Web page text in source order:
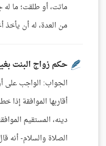
ماتت، أو طلقت؛ ما
من العدة، له أن يأخذ
حكم زواج البنت
الجواب: الواجب على
أقاربها الموافقة إذا
دينه، المستقيم
الصلاة والسلام-